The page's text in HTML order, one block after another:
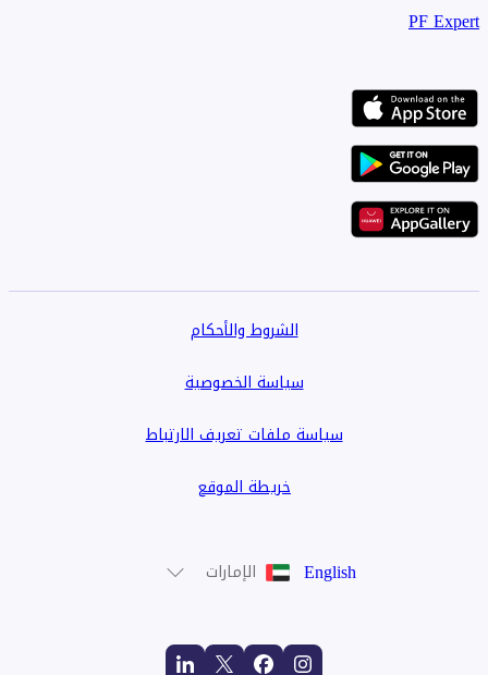
PF Expert
الشروط والأحكام
سياسة الخصوصية
سياسة ملفات تعريف الارتباط
خريطة الموقع
English الإمارات